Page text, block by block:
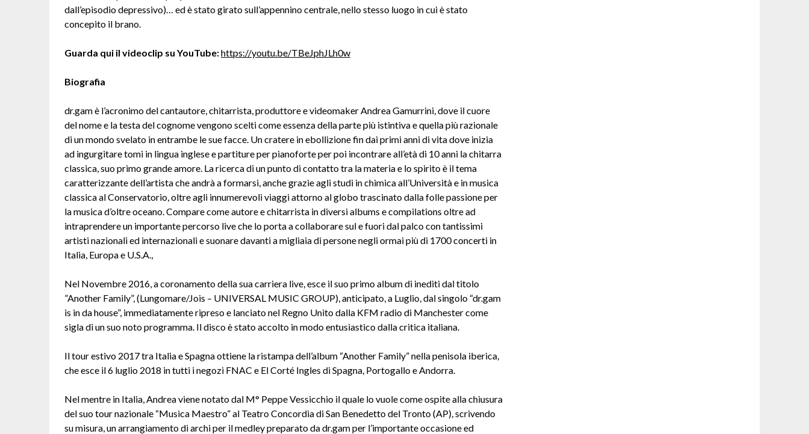
dall’episodio depressivo)… ed è stato girato sull’appennino centrale, nello stesso luogo in cui è stato
concepito il brano.
Guarda qui il videoclip su YouTube:https://youtu.be/TBeJphJLh0w
Biografia
dr.gam è l’acronimo del cantautore, chitarrista, produttore e videomaker Andrea Gamurrini, dove il cuore
del nome e la testa del cognome vengono scelti come essenza della parte più istintiva e quella più razionale
di un mondo svelato in entrambe le sue facce. Un cratere in ebollizione fin dai primi anni di vita dove inizia
ad ingurgitare tomi in lingua inglese e partiture per pianoforte per poi incontrare all’età di 10 anni la chitarra
classica, suo primo grande amore. La ricerca di un punto di contatto tra la materia e lo spirito è il tema
caratterizzante dell’artista che andrà a formarsi, anche grazie agli studi in chimica all’Università e in musica
classica al Conservatorio, oltre agli innumerevoli viaggi attorno al globo trascinato dalla folle passione per
la musica d’oltre oceano. Compare come autore e chitarrista in diversi albums e compilations oltre ad
intraprendere un importante percorso live che lo porta a collaborare sul e fuori dal palco con tantissimi
artisti nazionali ed internazionali e suonare davanti a migliaia di persone negli ormai più di 1700 concerti in
Italia, Europa e U.S.A.,
Nel Novembre 2016, a coronamento della sua carriera live, esce il suo primo album di inediti dal titolo
”Another Family”, (Lungomare/Jois – UNIVERSAL MUSIC GROUP), anticipato, a Luglio, dal singolo “dr.gam
is in da house”, immediatamente ripreso e lanciato nel Regno Unito dalla KFM radio di Manchester come
sigla di un suo noto programma. Il disco è stato accolto in modo entusiastico dalla critica italiana.
Il tour estivo 2017 tra Italia e Spagna ottiene la ristampa dell’album “Another Family” nella penisola iberica,
che esce il 6 luglio 2018 in tutti i negozi FNAC e El Corté Ingles di Spagna, Portogallo e Andorra.
Nel mentre in Italia, Andrea viene notato dal M° Peppe Vessicchio il quale lo vuole come ospite alla chiusura
del suo tour nazionale “Musica Maestro” al Teatro Concordia di San Benedetto del Tronto (AP), scrivendo
su misura, un arrangiamento di archi per il medley preparato da dr.gam per l’importante occasione ed